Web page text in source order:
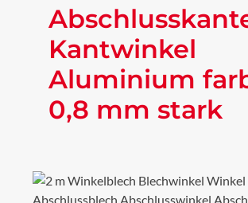
Kantwinkel
Aluminium
0,8 mm stark
Bildergalerie überspringen